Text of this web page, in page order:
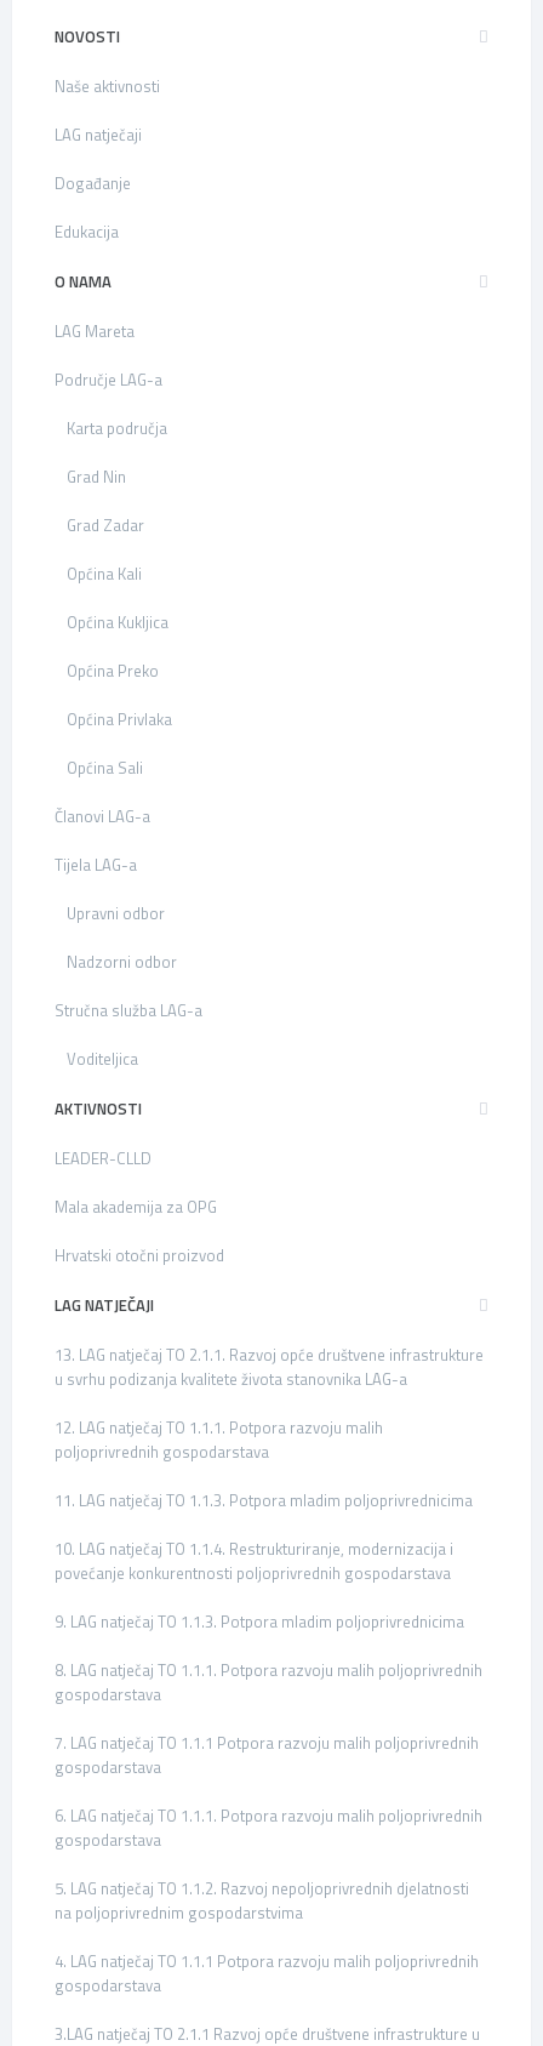
NOVOSTI
Naše aktivnosti
LAG natječaji
Događanje
Edukacija
O NAMA
LAG Mareta
Područje LAG-a
Karta područja
Grad Nin
Grad Zadar
Općina Kali
Općina Kukljica
Općina Preko
Općina Privlaka
Općina Sali
Članovi LAG-a
Tijela LAG-a
Upravni odbor
Nadzorni odbor
Stručna služba LAG-a
Voditeljica
AKTIVNOSTI
LEADER-CLLD
Mala akademija za OPG
Hrvatski otočni proizvod
LAG NATJEČAJI
13. LAG natječaj TO 2.1.1. Razvoj opće društvene infrastrukture
u svrhu podizanja kvalitete života stanovnika LAG-a
12. LAG natječaj TO 1.1.1. Potpora razvoju malih
poljoprivrednih gospodarstava
11. LAG natječaj TO 1.1.3. Potpora mladim poljoprivrednicima
10. LAG natječaj TO 1.1.4. Restrukturiranje, modernizacija i
povećanje konkurentnosti poljoprivrednih gospodarstava
9. LAG natječaj TO 1.1.3. Potpora mladim poljoprivrednicima
8. LAG natječaj TO 1.1.1. Potpora razvoju malih poljoprivrednih
gospodarstava
7. LAG natječaj TO 1.1.1 Potpora razvoju malih poljoprivrednih
gospodarstava
6. LAG natječaj TO 1.1.1. Potpora razvoju malih poljoprivrednih
gospodarstava
5. LAG natječaj TO 1.1.2. Razvoj nepoljoprivrednih djelatnosti
na poljoprivrednim gospodarstvima
4. LAG natječaj TO 1.1.1 Potpora razvoju malih poljoprivrednih
gospodarstava
3.LAG natječaj TO 2.1.1 Razvoj opće društvene infrastrukture u